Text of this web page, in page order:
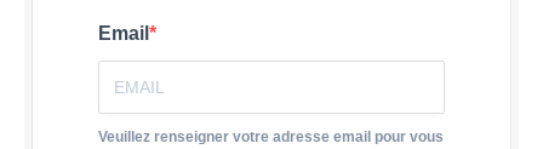
Email
Veuillez renseigner votre adresse email pour vous